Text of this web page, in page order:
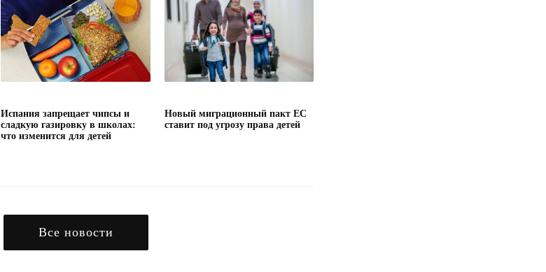
Испания запрещает чипсы и
сладкую газировку в школах:
что изменится для детей
Новый миграционный пакт ЕС
ставит под угрозу права детей
Все новости